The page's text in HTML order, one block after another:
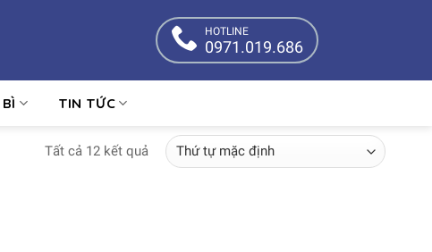
HOTLINE
0971.019.686
TIN TỨC
Tất cả 12 kết quả